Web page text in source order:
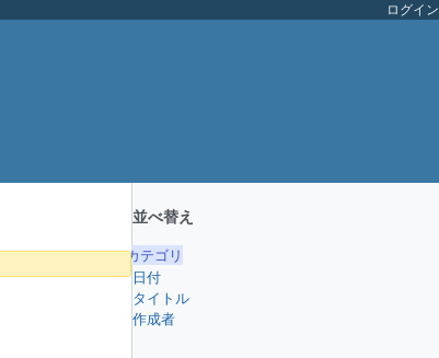
ログイン
並べ替え
カテゴリ
日付
タイトル
作成者